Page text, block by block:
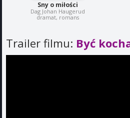
Sny o miłości
Dag Johan Haugerud
dramat, romans
Trailer filmu: Być